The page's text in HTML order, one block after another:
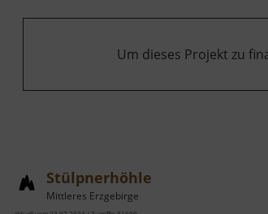
Um dieses Projekt zu
Stülpnerhöhle
Mittleres Erzgebirge